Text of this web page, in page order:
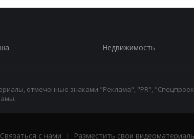
Недвижимость
отмеченные знаками "Реклама", "PR",
Связаться с нами | Разместить свои